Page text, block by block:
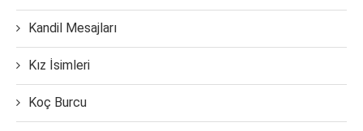
Kandil Mesajları
Kız İsimleri
Koç Burcu